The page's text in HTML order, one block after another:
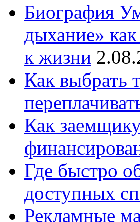
Биография
дыхание»
к жизни
Как выбрать
Как
Где быстро
доступных
Рекламные